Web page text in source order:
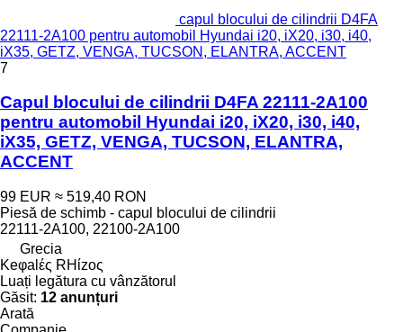
capul blocului de cilindrii D4FA
22111-2A100 pentru automobil Hyundai i20, iX20, i30, i40,
iX35, GETZ, VENGA, TUCSON, ELANTRA, ACCENT
7
Capul blocului de cilindrii D4FA 22111-2A100
pentru automobil Hyundai i20, iX20, i30, i40,
iX35, GETZ, VENGA, TUCSON, ELANTRA,
ACCENT
99 EUR ≈ 519,40 RON
Piesă de schimb - capul blocului de cilindrii
22111-2A100, 22100-2A100
Grecia
Keφalές RHίzoς
Luați legătura cu vânzătorul
Găsit: 12 anunțuri
Arată